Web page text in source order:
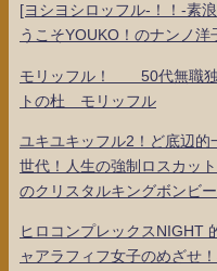
[ヨシヨシロッフル-！！-素
うこそYOUKO！のナンノ
モリッフル！ 50代無職独
トの杜 モリッフル
ユキユキッフル2！ど底辺的
世代！人生の強制ロスカッ
のクリスタルキングボンビ
ヒロコンプレックスNIGHT
ャアラフィフ女子のめざせ